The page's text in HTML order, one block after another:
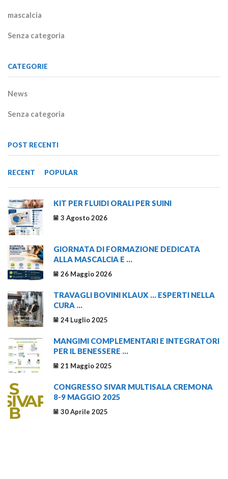
mascalcia
Senza categoria
CATEGORIE
News
Senza categoria
POST RECENTI
RECENT POPULAR
KIT PER FLUIDI ORALI PER SUINI
3 Agosto 2026
GIORNATA DI FORMAZIONE DEDICATA
ALLA MASCALCIA E ...
26 Maggio 2026
TRAVAGLI BOVINI KLAUX … ESPERTI NELLA
CURA ...
24 Luglio 2025
MANGIMI COMPLEMENTARI E INTEGRATORI
PER IL BENESSERE ...
21 Maggio 2025
CONGRESSO SIVAR MULTISALA CREMONA
8-9 MAGGIO 2025
30 Aprile 2025